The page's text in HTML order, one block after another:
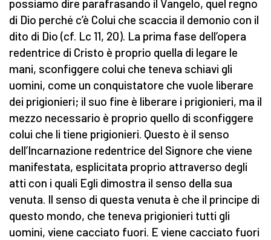
possiamo dire parafrasando il Vangelo, quel regno
di Dio perché c’è Colui che scaccia il demonio con il
dito di Dio (cf. Lc 11, 20). La prima fase dell’opera
redentrice di Cristo è proprio quella di legare le
mani, sconfiggere colui che teneva schiavi gli
uomini, come un conquistatore che vuole liberare
dei prigionieri; il suo fine è liberare i prigionieri, ma il
mezzo necessario è proprio quello di sconfiggere
colui che li tiene prigionieri. Questo è il senso
dell’Incarnazione redentrice del Signore che viene
manifestata, esplicitata proprio attraverso degli
atti con i quali Egli dimostra il senso della sua
venuta. Il senso di questa venuta è che il principe di
questo mondo, che teneva prigionieri tutti gli
uomini, viene cacciato fuori. E viene cacciato fuori